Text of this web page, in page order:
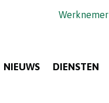
Werknemer
NIEUWS DIENSTEN